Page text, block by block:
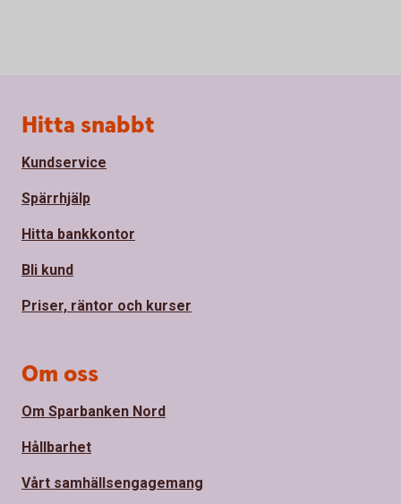
Sidfot
Hitta snabbt
Kundservice
Spärrhjälp
Hitta bankkontor
Bli kund
Priser, räntor och kurser
Om oss
Om Sparbanken Nord
Hållbarhet
Vårt samhällsengagemang